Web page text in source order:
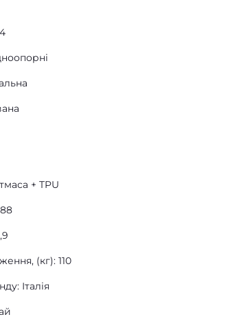
+ TPU
(кг): 110
Італія